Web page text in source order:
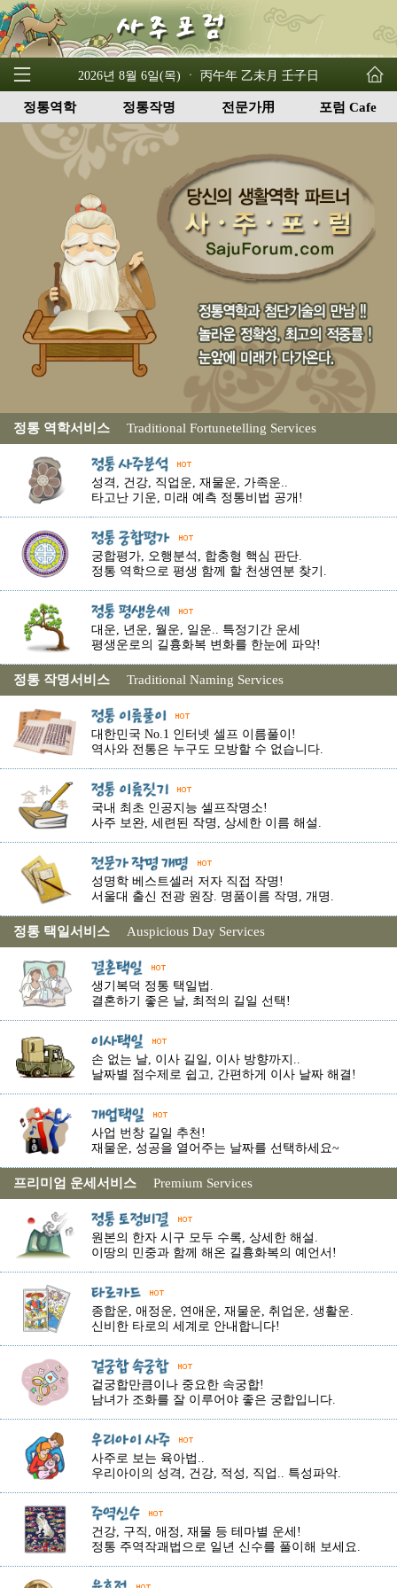
2026년 8월 6일(목) ㆍ 丙午年 乙未月 壬子日
정통역학 정통작명 전문가用 포럼 Cafe
정통 역학서비스 Traditional Fortunetelling Services
성격, 건강, 직업운, 재물운, 가족운..
타고난 기운, 미래 예측 정통비법 공개!
궁합평가, 오행분석, 합충형 핵심 판단.
정통 역학으로 평생 함께 할 천생연분 찾기.
대운, 년운, 월운, 일운.. 특정기간 운세
평생운로의 길흉화복 변화를 한눈에 파악!
정통 작명서비스 Traditional Naming Services
대한민국 No.1 인터넷 셀프 이름풀이!
역사와 전통은 누구도 모방할 수 없습니다.
국내 최초 인공지능 셀프작명소!
사주 보완, 세련된 작명, 상세한 이름 해설.
성명학 베스트셀러 저자 직접 작명!
서울대 출신 전광 원장. 명품이름 작명, 개명.
정통 택일서비스 Auspicious Day Services
생기복덕 정통 택일법.
결혼하기 좋은 날, 최적의 길일 선택!
손 없는 날, 이사 길일, 이사 방향까지..
날짜별 점수제로 쉽고, 간편하게 이사 날짜 해결!
사업 번창 길일 추천!
재물운, 성공을 열어주는 날짜를 선택하세요~
프리미엄 운세서비스 Premium Services
원본의 한자 시구 모두 수록, 상세한 해설.
이땅의 민중과 함께 해온 길흉화복의 예언서!
종합운, 애정운, 연애운, 재물운, 취업운, 생활운.
신비한 타로의 세계로 안내합니다!
겉궁합만큼이나 중요한 속궁합!
남녀가 조화를 잘 이루어야 좋은 궁합입니다.
사주로 보는 육아법..
우리아이의 성격, 건강, 적성, 직업.. 특성파악.
건강, 구직, 애정, 재물 등 테마별 운세!
정통 주역작괘법으로 일년 신수를 풀이해 보세요.